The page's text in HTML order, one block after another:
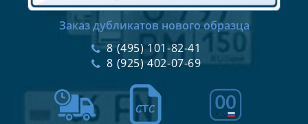
Заказ дубликатов нового образца
8 (495) 101-82-41
8 (925) 402-07-69